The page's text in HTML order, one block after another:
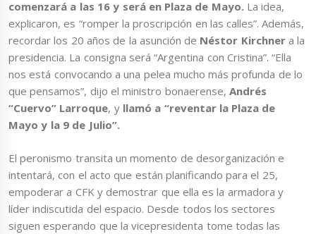
comenzará a las 16 y será en Plaza de Mayo. La idea,
explicaron, es “romper la proscripción en las calles”. Además,
recordar los 20 años de la asunción de Néstor Kirchnera la
presidencia. La consigna será “Argentina con Cristina”. “Ella
nos está convocando a una pelea mucho más profunda de lo
que pensamos”, dijo el ministro bonaerense, Andrés
“Cuervo” Larroque, y llamó a “reventar la Plaza de
Mayo y la 9 de Julio”.
El peronismo transita un momento de desorganización e
intentará, con el acto que están planificando para el 25,
empoderar a CFK y demostrar que ella es la armadora y
líder indiscutida del espacio. Desde todos los sectores
siguen esperando que la vicepresidenta tome todas las